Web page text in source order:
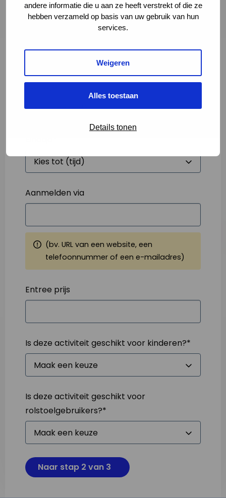
andere informatie die u aan ze heeft verstrekt of die ze
hebben verzameld op basis van uw gebruik van hun
services.
Weigeren
Alles toestaan
Details tonen
Starttijd*
Aanmelden via
(bv. URL van een website, een
telefoonnummer of een e-mailadres)
Entree prijs
Is deze activiteit geschikt voor kinderen?*
Is deze activiteit geschikt voor
rolstoelgebruikers?*